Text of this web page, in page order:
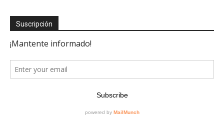
Suscripción